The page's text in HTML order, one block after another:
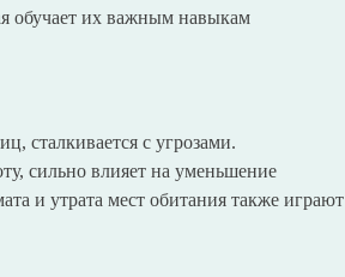
обучает их важным навыкам
сталкивается с угрозами.
сильно влияет на уменьшение
и утрата мест обитания также играют